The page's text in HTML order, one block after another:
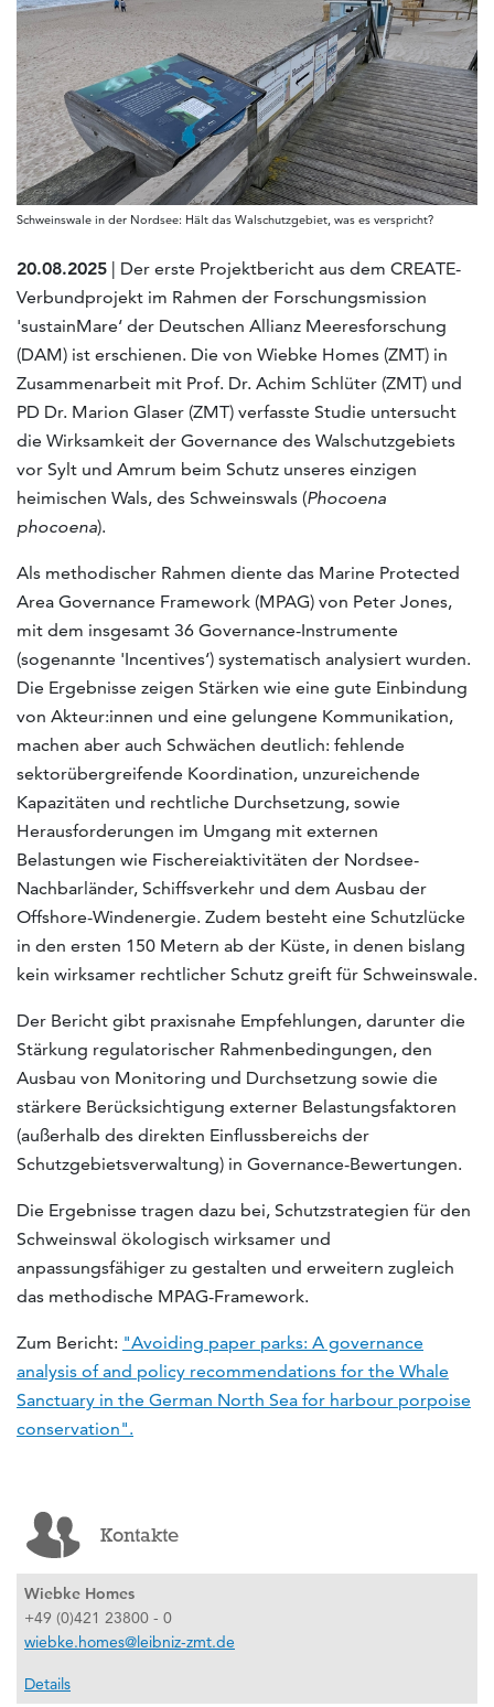
Schweinswale in der Nordsee: Hält das Walschutzgebiet, was es verspricht?
20.08.2025 | Der erste Projektbericht aus dem CREATE-
Verbundprojekt im Rahmen der Forschungsmission
'sustainMare‘ der Deutschen Allianz Meeresforschung
(DAM) ist erschienen. Die von Wiebke Homes (ZMT) in
Zusammenarbeit mit Prof. Dr. Achim Schlüter (ZMT) und
PD Dr. Marion Glaser (ZMT) verfasste Studie untersucht
die Wirksamkeit der Governance des Walschutzgebiets
vor Sylt und Amrum beim Schutz unseres einzigen
heimischen Wals, des Schweinswals (Phocoena
phocoena).
Als methodischer Rahmen diente das Marine Protected
Area Governance Framework (MPAG) von Peter Jones,
mit dem insgesamt 36 Governance-Instrumente
(sogenannte 'Incentives‘) systematisch analysiert wurden.
Die Ergebnisse zeigen Stärken wie eine gute Einbindung
von Akteur:innen und eine gelungene Kommunikation,
machen aber auch Schwächen deutlich: fehlende
sektorübergreifende Koordination, unzureichende
Kapazitäten und rechtliche Durchsetzung, sowie
Herausforderungen im Umgang mit externen
Belastungen wie Fischereiaktivitäten der Nordsee-
Nachbarländer, Schiffsverkehr und dem Ausbau der
Offshore-Windenergie. Zudem besteht eine Schutzlücke
in den ersten 150 Metern ab der Küste, in denen bislang
kein wirksamer rechtlicher Schutz greift für Schweinswale.
Der Bericht gibt praxisnahe Empfehlungen, darunter die
Stärkung regulatorischer Rahmenbedingungen, den
Ausbau von Monitoring und Durchsetzung sowie die
stärkere Berücksichtigung externer Belastungsfaktoren
(außerhalb des direkten Einflussbereichs der
Schutzgebietsverwaltung) in Governance-Bewertungen.
Die Ergebnisse tragen dazu bei, Schutzstrategien für den
Schweinswal ökologisch wirksamer und
anpassungsfähiger zu gestalten und erweitern zugleich
das methodische MPAG-Framework.
Zum Bericht: "Avoiding paper parks: A governance
analysis of and policy recommendations for the Whale
Sanctuary in the German North Sea for harbour porpoise
conservation".
Kontakte
Wiebke Homes
+49 (0)421 23800 - 0
wiebke.homes@leibniz-zmt.de
Details